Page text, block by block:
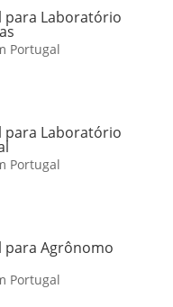
para Laboratório
Portugal
para Laboratório
Portugal
para Agrônomo
Portugal